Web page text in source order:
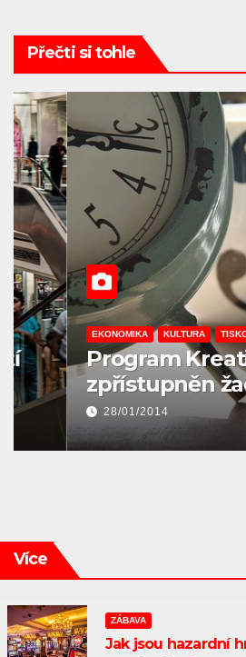
Přečti si tohle
EKONOMIKA KULTURA TISKOVÉ
Program Kreativní
zpřístupněn
28/01/2014
Více
ZÁBAVA
Jak jsou hazardní